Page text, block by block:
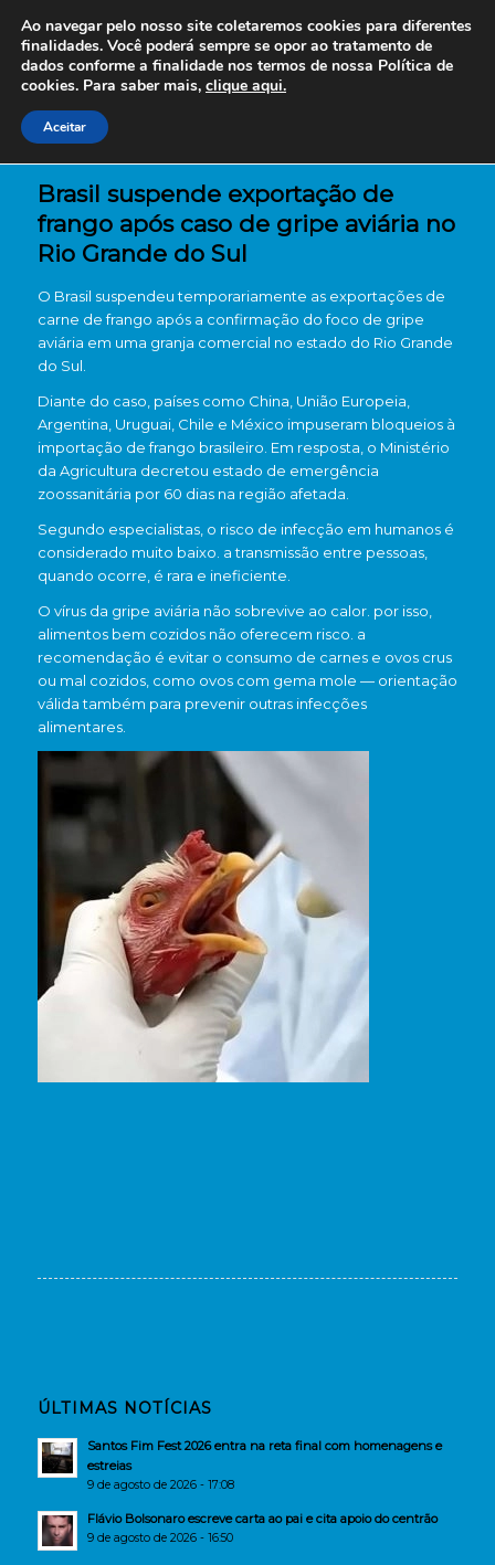
Brasil suspende exportação de
frango após caso de gripe aviária no
Rio Grande do Sul
O Brasil suspendeu temporariamente as exportações de
carne de frango após a confirmação do foco de gripe
aviária em uma granja comercial no estado do Rio Grande
do Sul.
Diante do caso, países como China, União Europeia,
Argentina, Uruguai, Chile e México impuseram bloqueios à
importação de frango brasileiro. Em resposta, o Ministério
da Agricultura decretou estado de emergência
zoossanitária por 60 dias na região afetada.
Segundo especialistas, o risco de infecção em humanos é
considerado muito baixo. a transmissão entre pessoas,
quando ocorre, é rara e ineficiente.
O vírus da gripe aviária não sobrevive ao calor. por isso,
alimentos bem cozidos não oferecem risco. a
recomendação é evitar o consumo de carnes e ovos crus
ou mal cozidos, como ovos com gema mole — orientação
válida também para prevenir outras infecções
alimentares.
ÚLTIMAS NOTÍCIAS
Santos Fim Fest 2026 entra na reta final com homenagens e
estreias
9 de agosto de 2026 - 17:08
Flávio Bolsonaro escreve carta ao pai e cita apoio do centrão
9 de agosto de 2026 - 16:50
Ao navegar pelo nosso site coletaremos cookies para diferentes
finalidades. Você poderá sempre se opor ao tratamento de
dados conforme a finalidade nos termos de nossa Política de
cookies. Para saber mais, clique aqui.
Aceitar